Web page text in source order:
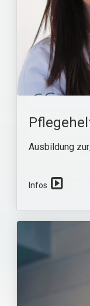
Ausbildung
Infos ⁣